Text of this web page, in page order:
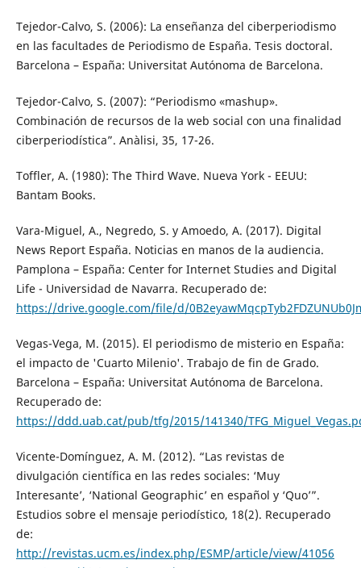
Tejedor-Calvo, S. (2006): La enseñanza del ciberperiodismo
en las facultades de Periodismo de España. Tesis doctoral.
Barcelona – España: Universitat Autónoma de Barcelona.
Tejedor-Calvo, S. (2007): “Periodismo «mashup».
Combinación de recursos de la web social con una finalidad
ciberperiodística”. Anàlisi, 35, 17-26.
Toffler, A. (1980): The Third Wave. Nueva York - EEUU:
Bantam Books.
Vara-Miguel, A., Negredo, S. y Amoedo, A. (2017). Digital
News Report España. Noticias en manos de la audiencia.
Pamplona – España: Center for Internet Studies and Digital
Life - Universidad de Navarra. Recuperado de:
https://drive.google.com/file/d/
Vegas-Vega, M. (2015). El periodismo de misterio en España:
el impacto de 'Cuarto Milenio'. Trabajo de fin de Grado.
Barcelona – España: Universitat Autónoma de Barcelona.
Recuperado de:
https://ddd.uab.cat/pub/tfg/2015/141340/
Vicente-Domínguez, A. M. (2012). “Las revistas de
divulgación científica en las redes sociales: ‘Muy
Interesante’, ‘National Geographic’ en español y ‘Quo’”.
Estudios sobre el mensaje periodístico, 18(2). Recuperado
de:
http://revistas.ucm.es/index.php/ESMP/article/view/41056